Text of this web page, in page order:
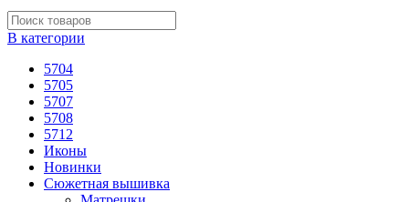
В категории
5704
5705
5707
5708
5712
Иконы
Новинки
Сюжетная вышивка